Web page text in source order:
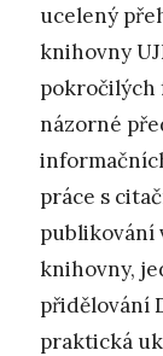
ucelený
knihovny
pokročilých
názorné
práce s
publikování
knihovny,
přidělování
praktická